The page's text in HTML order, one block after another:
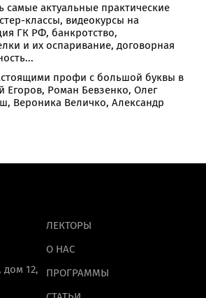
актуальные практические
классы, видеокурсы на
ГК РФ, банкротство,
и их оспаривание, договорная
профи с большой буквы в
Егоров, Роман Бевзенко, Олег
Вероника Величко, Александр
дом 12,
ЛЕКТОРЫ
О НАС
ПРОГРАММЫ